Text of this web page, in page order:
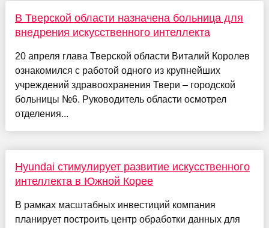
В Тверской области назначена больница для
внедрения искусственного интеллекта
20 апреля глава Тверской области Виталий Королев
ознакомился с работой одного из крупнейших
учреждений здравоохранения Твери – городской
больницы №6. Руководитель области осмотрел
отделения...
Hyundai стимулирует развитие искусственного
интеллекта в Южной Корее
В рамках масштабных инвестиций компания
планирует построить центр обработки данных для